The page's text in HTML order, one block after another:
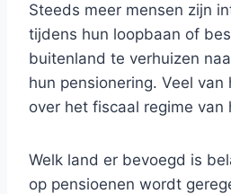
Steeds meer mensen zijn
tijdens hun loopbaan of
buitenland te verhuizen
hun pensionering. Veel
over het fiscaal regime van
Welk land er bevoegd is
op pensioenen wordt